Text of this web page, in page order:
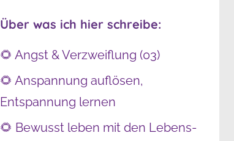
Über was ich hier schreibe:
🌻 Angst & Verzweiflung (03)
🌻 Anspannung auflösen,
Entspannung lernen
🌻 Bewusst leben mit den Lebens-